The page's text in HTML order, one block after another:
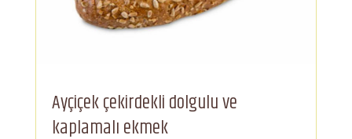
Ayçiçek çekirdekli dolgulu ve
kaplamalı ekmek